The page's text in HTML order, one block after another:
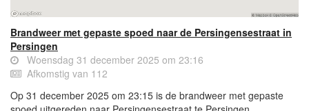
Brandweer met gepaste spoed naar de Persingensestraat in
Persingen
Woensdag 31 december 2025 om 23:16
Afkomstig van 112
Op 31 december 2025 om 23:15 is de brandweer met gepaste